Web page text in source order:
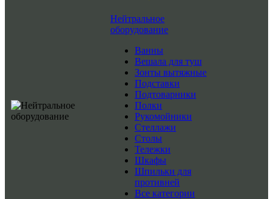
Нейтральное
оборудование
Ванны
Вешала для туш
Зонты вытяжные
Подставки
Подтоварники
Полки
Рукомойники
Стеллажи
Столы
Тележки
Шкафы
Шпильки для
противней
Все категории